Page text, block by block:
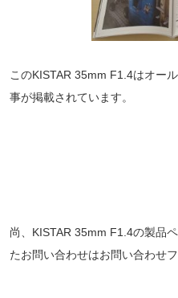
このKISTAR 35mm F1.4はオー
事が掲載されています。
尚、KISTAR 35mm F1.4の製品
たお問い合わせはお問い合わせ